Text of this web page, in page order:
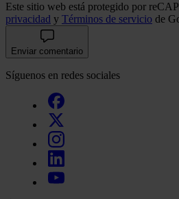
Este sitio web está protegido por
privacidad y Términos de servicio de
Enviar comentario
Síguenos en redes sociales